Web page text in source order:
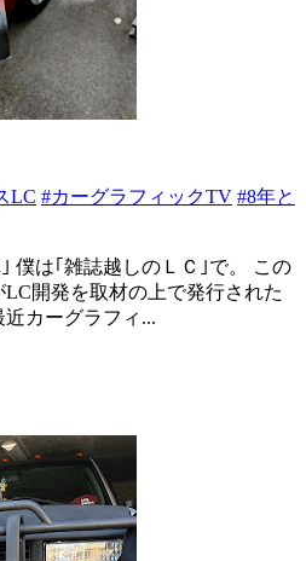
LC #カーグラフィックTV #8年と
僕は｢雑誌越しのＬＣ｣で。 この
開発を取材の上で発行された
カーグラフィ...